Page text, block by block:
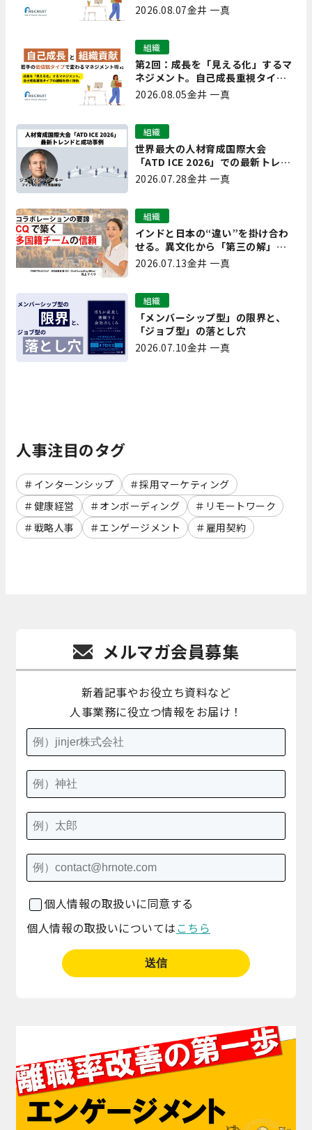
離職を防ぐ技術
2026.08.07金井 一真
第2回：成長を「見える化」するマ
ネジメント。自己成長重視タイプ
の離職を防ぐ技術
組織
2026.08.05金井 一真
世界最大の人材育成国際大会
「ATD ICE 2026」での最新トレン
ドと成功事例｜「重要で実用的
な、日本にも合う」ホットトピッ
組織
2026.07.28金井 一真
インドと日本の“違い”を掛け合わ
せる。異文化から「第三の解」を
生み出す実践【現場を変えるCQ白
組織
2026.07.13金井 一真
「メンバーシップ型」の限界と、
「ジョブ型」の落とし穴
組織
2026.07.10金井 一真
人事注目のタグ
インターンシップ
採用マーケティング
健康経営
オンボーディング
リモートワーク
戦略人事
エンゲージメント 雇用契約
メルマガ会員募集
新着記事やお役立ち資料など
人事業務に役立つ情報をお届け！
個人情報の取扱いに同意する
個人情報の取扱いについては こちら